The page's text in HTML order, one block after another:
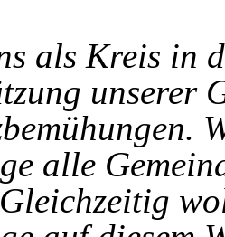
als Kreis in
unserer
alle